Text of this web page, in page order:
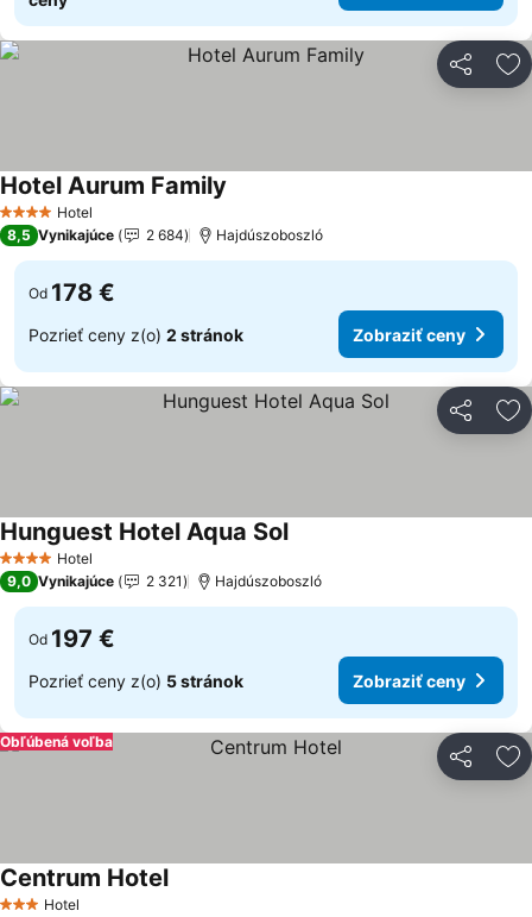
Zdieľať
4 Počet hviezdičiek
Hotel
Hotel Aurum Family
8,5 Vynikajúce 2 684 Hajdúszoboszló
Od 178 €
Pozrieť ceny z(o) 2 stránok Zobraziť ceny
Zdieľať
4 Počet hviezdičiek
Hotel
Hunguest Hotel Aqua Sol
9,0 Vynikajúce 2 321 Hajdúszoboszló
Od 197 €
Pozrieť ceny z(o) 5 stránok Zobraziť ceny
Zdieľať
Obľúbená voľba
3 Počet hviezdičiek
Hotel
Centrum Hotel